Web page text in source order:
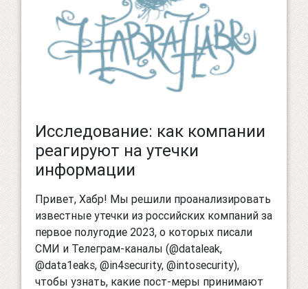
Исследование: как компании
реагируют на утечки
информации
Привет, Хабр! Мы решили проанализировать
известные утечки из российских компаний за
первое полугодие 2023, о которых писали
СМИ и Телеграм-каналы (@dataleak,
@data1eaks, @in4security, @intosecurity),
чтобы узнать, какие пост-меры принимают